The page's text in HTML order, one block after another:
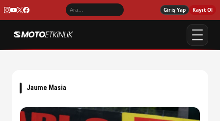
Giriş Yap Kayıt Ol
Jaume Masia